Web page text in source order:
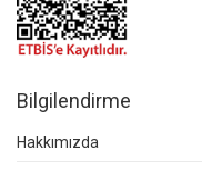
Bilgilendirme
Hakkımızda